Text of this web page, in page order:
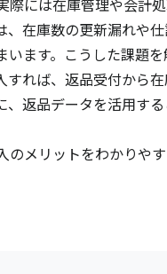
には在庫管理や会計
在庫数の更新漏れや
ます。こうした課題
れば、返品受付から
返品データを活用す
メリットをわかりや